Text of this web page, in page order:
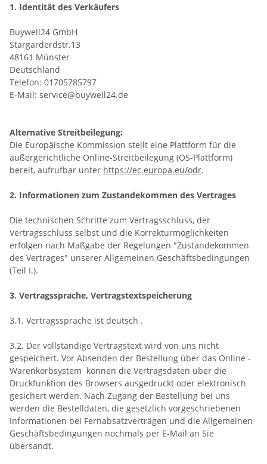
1. Identität des Verkäufers
Buywell24 GmbH
Stargarderdstr.13
48161 Münster
Deutschland
Telefon: 01705785797
E-Mail: service@buywell24.de
Alternative Streitbeilegung:
Die Europäische Kommission stellt eine Plattform für die
außergerichtliche Online-Streitbeilegung (OS-Plattform)
bereit, aufrufbar unter https://ec.europa.eu/odr.
2. Informationen zum Zustandekommen des Vertrages
Die technischen Schritte zum Vertragsschluss, der
Vertragsschluss selbst und die Korrekturmöglichkeiten
erfolgen nach Maßgabe der Regelungen "Zustandekommen
des Vertrages" unserer Allgemeinen Geschäftsbedingungen
(Teil I.).
3. Vertragssprache, Vertragstextspeicherung
3.1. Vertragssprache ist deutsch .
3.2. Der vollständige Vertragstext wird von uns nicht
gespeichert. Vor Absenden der Bestellung über das Online -
Warenkorbsystem können die Vertragsdaten über die
Druckfunktion des Browsers ausgedruckt oder elektronisch
gesichert werden. Nach Zugang der Bestellung bei uns
werden die Bestelldaten, die gesetzlich vorgeschriebenen
Informationen bei Fernabsatzverträgen und die Allgemeinen
Geschäftsbedingungen nochmals per E-Mail an Sie
übersandt.